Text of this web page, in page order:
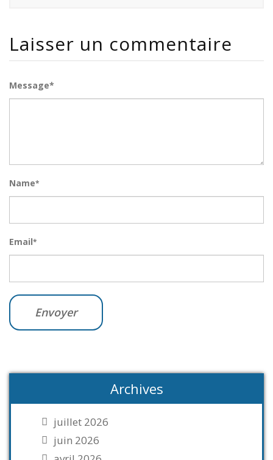
Laisser un commentaire
Message*
Name*
Email*
Archives
juillet 2026
juin 2026